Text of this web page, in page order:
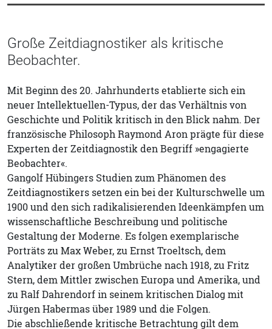
Große Zeitdiagnostiker als kritische
Beobachter.
Mit Beginn des 20. Jahrhunderts etablierte sich ein
neuer Intellektuellen-Typus, der das Verhältnis von
Geschichte und Politik kritisch in den Blick nahm. Der
französische Philosoph Raymond Aron prägte für diese
Experten der Zeitdiagnostik den Begriff »engagierte
Beobachter«.
Gangolf Hübingers Studien zum Phänomen des
Zeitdiagnostikers setzen ein bei der Kulturschwelle um
1900 und den sich radikalisierenden Ideenkämpfen um
wissenschaftliche Beschreibung und politische
Gestaltung der Moderne. Es folgen exemplarische
Porträts zu Max Weber, zu Ernst Troeltsch, dem
Analytiker der großen Umbrüche nach 1918, zu Fritz
Stern, dem Mittler zwischen Europa und Amerika, und
zu Ralf Dahrendorf in seinem kritischen Dialog mit
Jürgen Habermas über 1989 und die Folgen.
Die abschließende kritische Betrachtung gilt dem